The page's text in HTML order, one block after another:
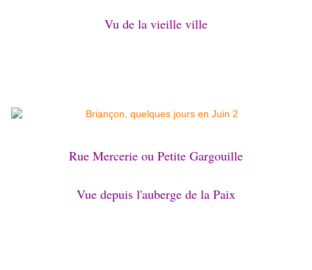
Vu de la vieille ville
Rue Mercerie ou Petite Gargouille
Vue depuis l'auberge de la Paix